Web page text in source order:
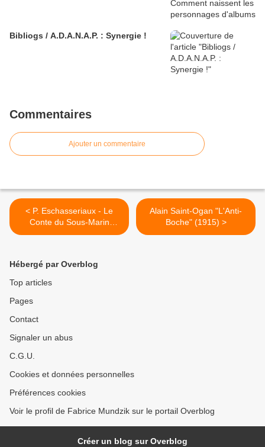
Bibliogs / A.D.A.N.A.P. : Synergie !
Commentaires
Ajouter un commentaire
< P. Eschasseriaux - Le
Conte du Sous-Marin
(1915)
Alain Saint-Ogan "L'Anti-
Boche" (1915) >
Hébergé par Overblog
Top articles
Pages
Contact
Signaler un abus
C.G.U.
Cookies et données personnelles
Préférences cookies
Voir le profil de Fabrice Mundzik sur le portail Overblog
Créer un blog sur Overblog